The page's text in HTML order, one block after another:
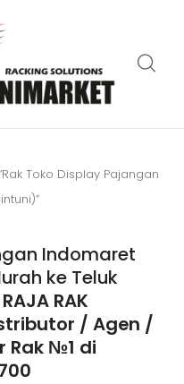
Toko Display Pajangan
Indomaret
ke Teluk
RAK
/ Agen /
Rak №1 di